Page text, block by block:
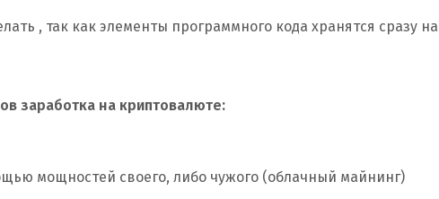
, так как элементы программного кода хранятся сразу на
заработка на криптовалюте:
мощностей своего, либо чужого (облачный майнинг)